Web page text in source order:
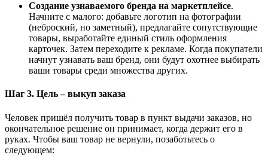
Создание узнаваемого бренда на маркетплейсе.
Начните с малого: добавьте логотип на фотографии
(неброский, но заметный), предлагайте сопутствующие
товары, выработайте единый стиль оформления
карточек. Затем переходите к рекламе. Когда покупатели
начнут узнавать ваш бренд, они будут охотнее выбирать
ваши товары среди множества других.
Шаг 3. Цель – выкуп заказа
Человек пришёл получить товар в пункт выдачи заказов, но
окончательное решение он принимает, когда держит его в
руках. Чтобы ваш товар не вернули, позаботьтесь о
следующем: